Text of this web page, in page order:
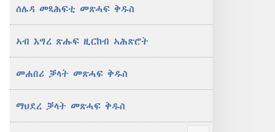
ሰሌዳ መጻሕፍቲ መጽሓፍ ቅዱስ
ኣብ እግረ ጽሑፍ ዚርከብ ኣሕጽሮት
መሐበሪ ቓላት መጽሓፍ ቅዱስ
ማህደረ ቓላት መጽሓፍ ቅዱስ